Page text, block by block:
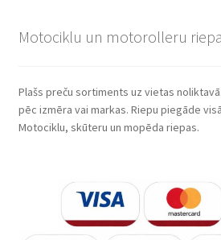
Motociklu un motorolleru
Plašs preču sortiments uz vietas
pēc izmēra vai markas. Riepu piegāde
Motociklu, skūteru un mopēda riepas.